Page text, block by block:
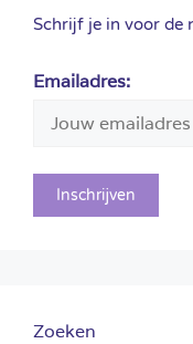
Schrijf je in voor de
Emailadres:
Zoeken